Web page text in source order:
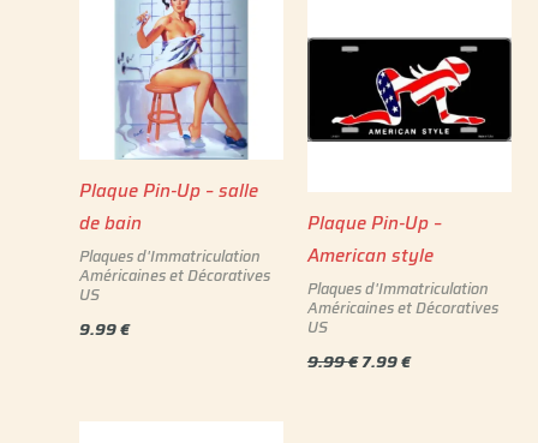
Plaque Pin-Up – salle
de bain
Plaques d'Immatriculation
Américaines et Décoratives
US
9.99€
Plaque Pin-Up –
American style
Plaques d'Immatriculation
Américaines et Décoratives
US
9.99€
9.99 €.
7.99€
7.99 €.